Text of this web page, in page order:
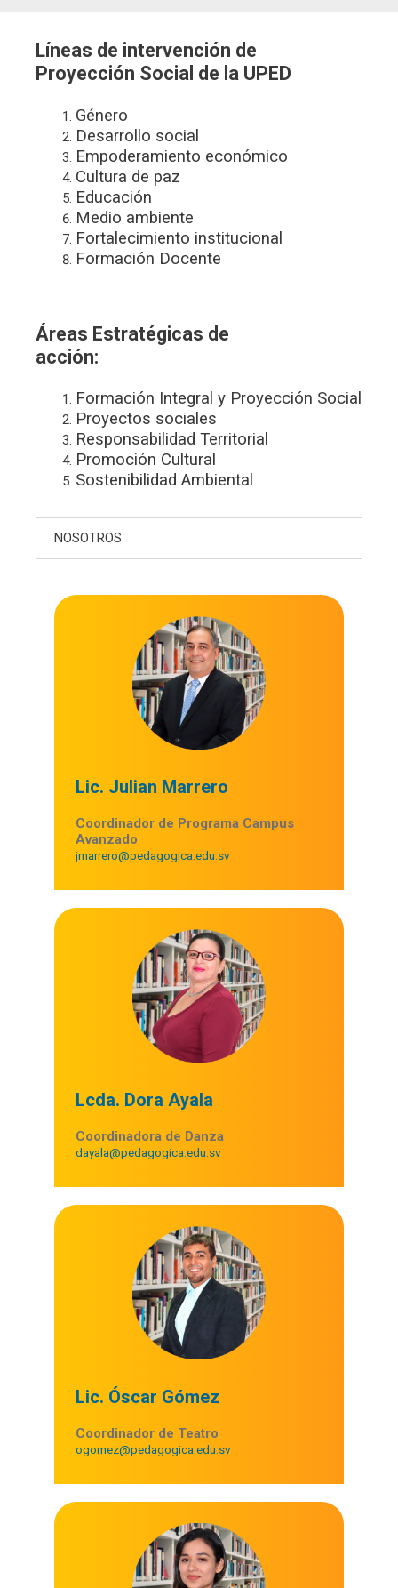
Líneas de intervención de
Proyección Social de la UPED
Género
Desarrollo social
Empoderamiento económico
Cultura de paz
Educación
Medio ambiente
Fortalecimiento institucional
Formación Docente
Áreas Estratégicas de
acción:
Formación Integral y Proyección Social
Proyectos sociales
Responsabilidad Territorial
Promoción Cultural
Sostenibilidad Ambiental
NOSOTROS
Lic. Julian Marrero
Coordinador de Programa Campus
Avanzado
jmarrero@pedagogica.edu.sv
Lcda. Dora Ayala
Coordinadora de Danza
dayala@pedagogica.edu.sv
Lic. Óscar Gómez
Coordinador de Teatro
ogomez@pedagogica.edu.sv